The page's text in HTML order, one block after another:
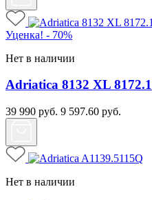
Уценка! - 70%
Нет в наличии
Adriatica 8132 XL 8172.1
39 990 руб. 9 597.60 руб.
Нет в наличии